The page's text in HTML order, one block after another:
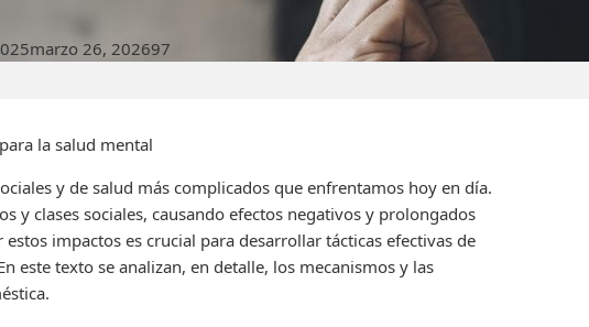
marzo 26, 202697
la salud mental
y de salud más complicados que enfrentamos hoy en día.
y clases sociales, causando efectos negativos y prolongados
impactos es crucial para desarrollar tácticas efectivas de
este texto se analizan, en detalle, los mecanismos y las